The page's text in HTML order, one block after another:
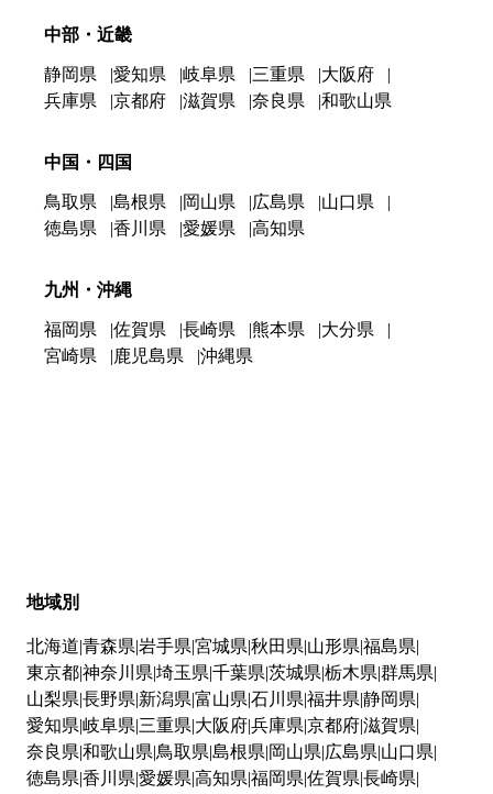
中部・近畿
静岡県 愛知県 岐阜県 三重県
大阪府
兵庫県
京都府 滋賀県 奈良県 和歌山県
中国・四国
鳥取県 島根県 岡山県 広島県
山口県
徳島県
香川県 愛媛県 高知県
九州・沖縄
福岡県 佐賀県 長崎県 熊本県
大分県
宮崎県
鹿児島県 沖縄県
地域別
北海道 青森県 岩手県 宮城県 秋田県 山形県 福島県
東京都神奈川県 埼玉県 千葉県 茨城県 栃木県 群馬県
山梨県 長野県 新潟県 富山県 石川県 福井県 静岡県
愛知県 岐阜県 三重県 大阪府兵庫県 京都府滋賀県
奈良県 和歌山県 鳥取県 島根県 岡山県 広島県 山口県
徳島県 香川県 愛媛県 高知県 福岡県 佐賀県 長崎県